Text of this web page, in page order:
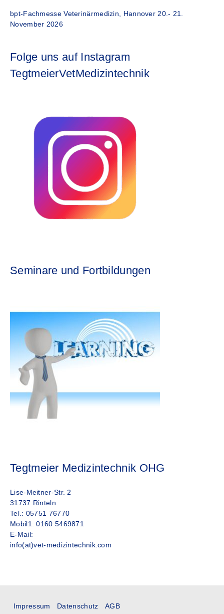
bpt-Fachmesse Veterinärmedizin, Hannover 20.- 21.
November 2026
Folge uns auf Instagram
TegtmeierVetMedizintechnik
Seminare und Fortbildungen
Tegtmeier Medizintechnik OHG
Lise-Meitner-Str. 2
31737 Rinteln
Tel.: 05751 76770
Mobil1: 0160 5469871
E-Mail:
info(at)vet-medizintechnik.com
Impressum Datenschutz AGB